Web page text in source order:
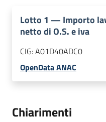
Lotto 1 — Importo
netto di O.S. e iva
CIG:A01D40ADC0
OpenData ANAC
Chiarimenti